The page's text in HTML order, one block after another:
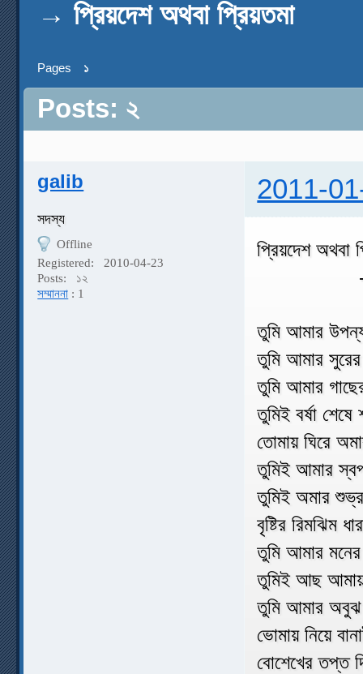
→প্রিয়দেশ অথবা প্রিয়তমা
Pages ১
Posts: ২
galib 2011-
সদস্য
Offline
Registered:
2010-04-23
Posts:
১২
সম্মাননা : 1
প্রিয়দেশ অথবা
-নীল
তুমি আমার
তুমি আমার
তুমি আমার
তুমিই বর্ষা
তোমায় ঘিরে
তুমিই আমার
তুমিই অমার
বৃষ্টির রিমঝিম
তুমি আমার
তুমিই আছ আমায়
তুমি আমার
ভোমায় নিয়ে
বোশেখের তপ্ত